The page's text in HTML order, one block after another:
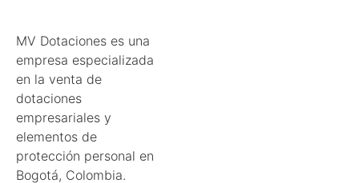
MV Dotaciones es una
empresa especializada
en la venta de
dotaciones
empresariales y
elementos de
protección personal en
Bogotá, Colombia.